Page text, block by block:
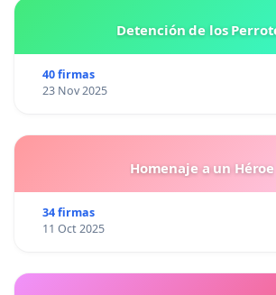
Detención de los
40 firmas
23 Nov 2025
Homenaje a un Héroe
34 firmas
11 Oct 2025